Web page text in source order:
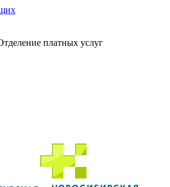
платных услуг